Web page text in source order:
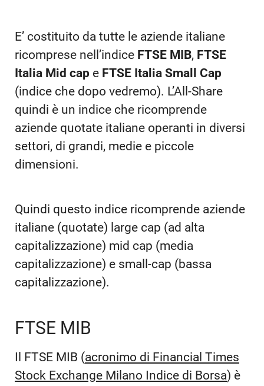
E’ costituito da tutte le aziende italiane
ricomprese nell’indice FTSE MIB, FTSE
Italia Mid cap e FTSE Italia Small Cap
(indice che dopo vedremo). L’All-Share
quindi è un indice che ricomprende
aziende quotate italiane operanti in diversi
settori, di grandi, medie e piccole
dimensioni.
Quindi questo indice ricomprende aziende
italiane (quotate) large cap (ad alta
capitalizzazione) mid cap (media
capitalizzazione) e small-cap (bassa
capitalizzazione).
FTSE MIB
Il FTSE MIB (acronimo di Financial Times
Stock Exchange Milano Indice di Borsa) è